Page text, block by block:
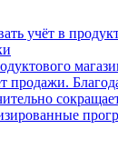
учёт в
продажи.